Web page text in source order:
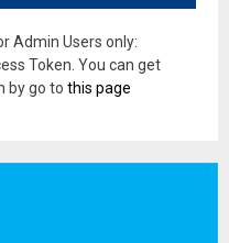
Admin Users only:
Token. You can get
by go to this page